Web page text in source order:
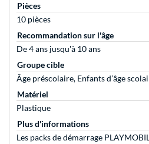
Pièces
10 pièces
Recommandation sur l'âge
De 4 ans jusqu'à 10 ans
Groupe cible
Âge préscolaire, Enfants d’âge
Matériel
Plastique
Plus d'informations
Les packs de démarrage